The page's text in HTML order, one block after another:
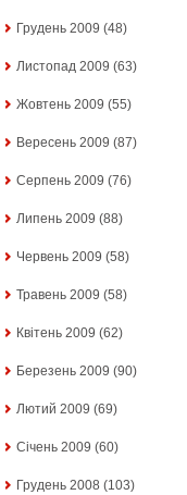
Грудень 2009 (48)
Листопад 2009 (63)
Жовтень 2009 (55)
Вересень 2009 (87)
Серпень 2009 (76)
Липень 2009 (88)
Червень 2009 (58)
Травень 2009 (58)
Квітень 2009 (62)
Березень 2009 (90)
Лютий 2009 (69)
Січень 2009 (60)
Грудень 2008 (103)